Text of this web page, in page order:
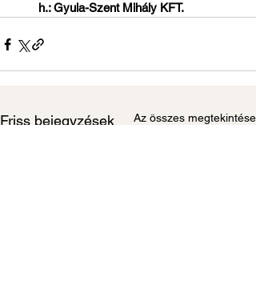
h.: Gyula-Szent Mihály KFT.
Friss bejegyzések Az összes megtekintése